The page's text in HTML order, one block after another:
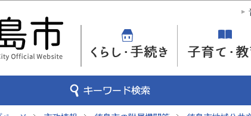
このページの本文へ